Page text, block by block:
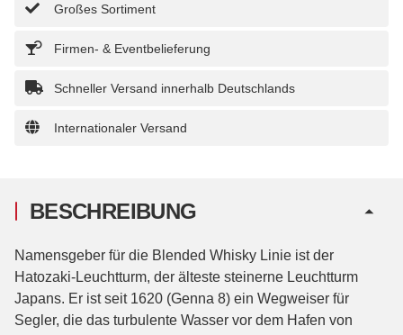
Großes Sortiment
Firmen- & Eventbelieferung
Schneller Versand innerhalb Deutschlands
Internationaler Versand
BESCHREIBUNG
Namensgeber für die Blended Whisky Linie ist der
Hatozaki-Leuchtturm, der älteste steinerne Leuchtturm
Japans. Er ist seit 1620 (Genna 8) ein Wegweiser für
Segler, die das turbulente Wasser vor dem Hafen von